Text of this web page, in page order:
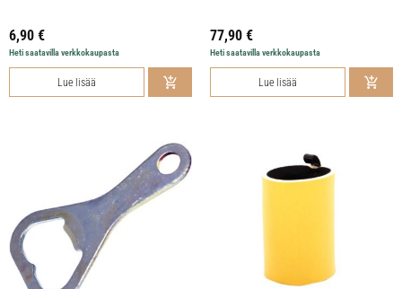
6,90 €
Heti saatavilla verkkokaupasta
Lue lisää
77,90 €
Heti saatavilla verkkokaupasta
Lue lisää